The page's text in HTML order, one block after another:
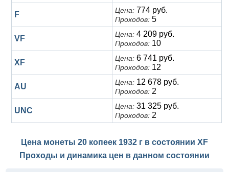
F Цена: 774 руб.
Проходов: 5
VF Цена: 4 209 руб.
Проходов: 10
XF Цена: 6 741 руб.
Проходов: 12
AU Цена: 12 678 руб.
Проходов: 2
UNC Цена: 31 325 руб.
Проходов: 2
Цена монеты 20 копеек 1932 г в состоянии XF
Проходы и динамика цен в данном состоянии